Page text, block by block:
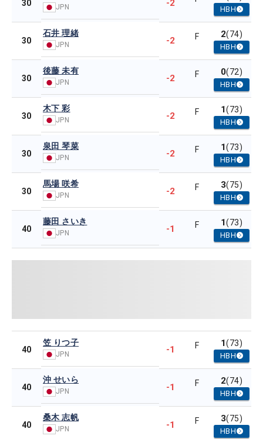
30 JPN -2
HBH
30
石井 理緒
JPN -2 F 2(74)
HBH
30
後藤 未有
JPN -2 F 0(72)
HBH
30
木下 彩
JPN -2 F 1(73)
HBH
30
泉田 琴菜
JPN -2 F 1(73)
HBH
30
馬場 咲希
JPN -2 F 3(75)
HBH
40
藤田 さいき
JPN -1 F 1(73)
HBH
40
笠 りつ子
JPN -1 F 1(73)
HBH
40
沖 せいら
JPN -1 F 2(74)
HBH
40
桑木 志帆
JPN -1 F 3(75)
HBH